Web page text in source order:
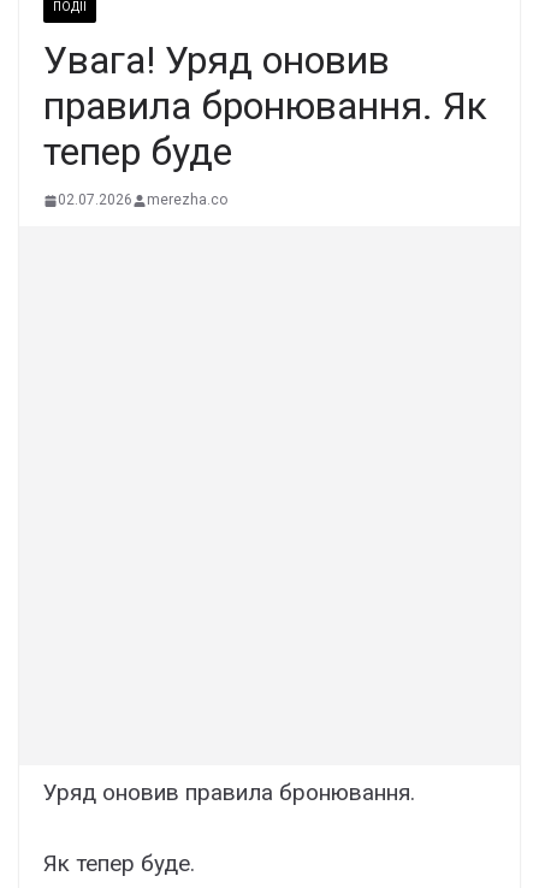
ПОДІЇ
Увага! Уряд оновив
правила бронювання. Як
тепер буде
02.07.2026 merezha.co
Уряд оновив правила бронювання.
Як тепер буде.